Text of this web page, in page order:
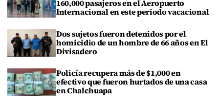
160,000 pasajeros en el Aeropuerto
Internacional en este periodo vacacional
Dos sujetos fueron detenidos por el
homicidio de un hombre de 66 años en El
Divisadero
Policía recupera más de $1,000 en
efectivo que fueron hurtados de una casa
en Chalchuapa